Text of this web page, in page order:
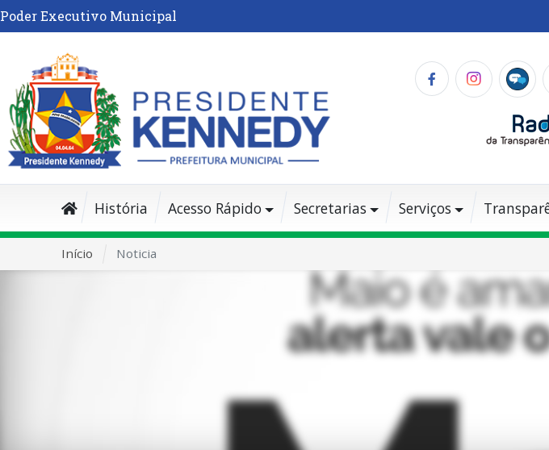
Poder Executivo Municipal
História Acesso Rápido Secretarias Serviços
Início Noticia